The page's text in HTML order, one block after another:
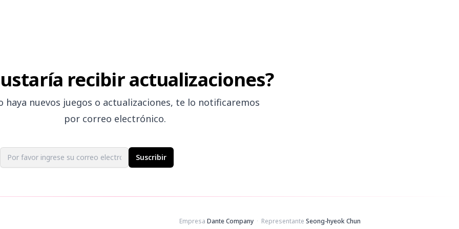
recibir actualizaciones?
haya nuevos juegos o actualizaciones, te lo notificaremos
por correo electrónico.
Email address Suscribir
Empresa Dante Company · Representante Seong-hyeok Chun